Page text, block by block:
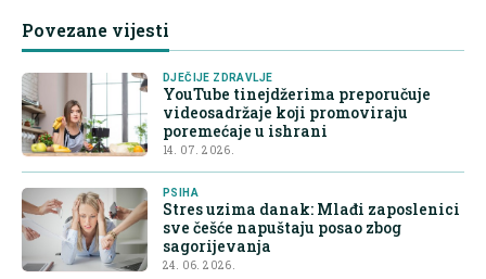
Povezane vijesti
DJEČIJE ZDRAVLJE
YouTube tinejdžerima preporučuje
videosadržaje koji promoviraju
poremećaje u ishrani
14. 07. 2026.
PSIHA
Stres uzima danak: Mlađi zaposlenici
sve češće napuštaju posao zbog
sagorijevanja
24. 06. 2026.